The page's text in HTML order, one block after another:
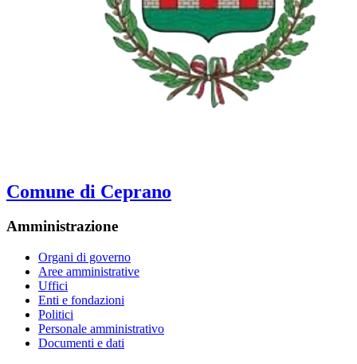
Comune di Ceprano
Amministrazione
Organi di governo
Aree amministrative
Uffici
Enti e fondazioni
Politici
Personale amministrativo
Documenti e dati